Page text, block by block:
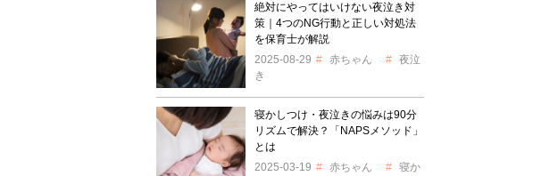
絶対にやってはいけない夜泣き対
策｜4つのNG行動と正しい対処法
を保育士が解説
2025-08-29
赤ちゃん
夜泣
き
寝かしつけ・夜泣きの悩みは90分
リズムで解決？「NAPSメソッド」
とは
2025-03-19
赤ちゃん
寝か